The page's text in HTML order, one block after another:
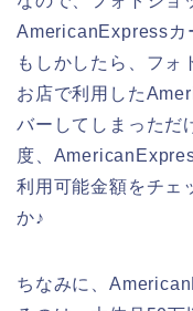
AmericanExpressカ
もしかしたら、フォ
お店で利用した
バーしてしまっただ
度、
利用可能金額をチェ
か♪
ちなみに、